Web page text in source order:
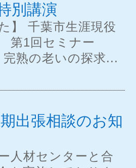
別講演
】 千葉市生涯現役
第1回セミナー
完熟の老いの探求...
出張相談のお知
人材センターと合